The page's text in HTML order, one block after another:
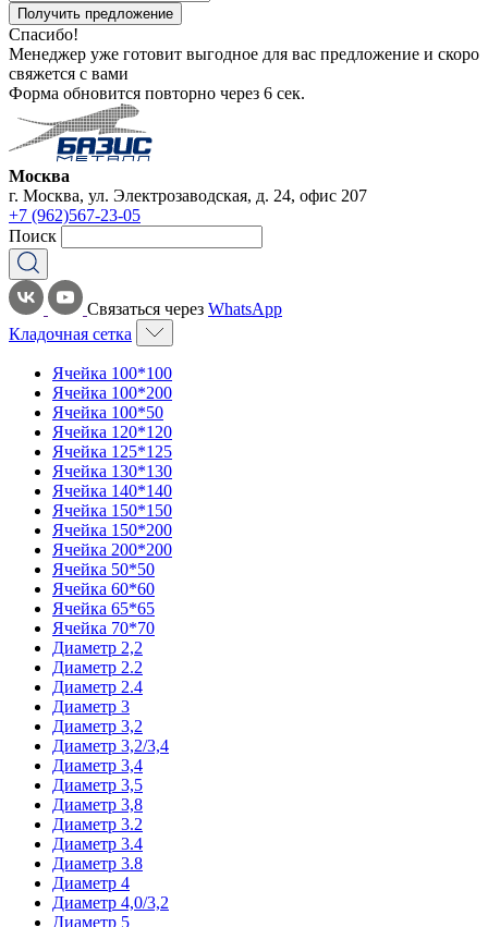
Получить предложение
Спасибо!
Менеджер уже готовит выгодное для вас предложение и скоро
свяжется с вами
Форма обновится повторно через 6 сек.
Москва
г. Москва, ул. Электрозаводская, д. 24, офис 207
+7 (962)567-23-05
Поиск
Связаться через WhatsApp
Кладочная сетка
Ячейка 100*100
Ячейка 100*200
Ячейка 100*50
Ячейка 120*120
Ячейка 125*125
Ячейка 130*130
Ячейка 140*140
Ячейка 150*150
Ячейка 150*200
Ячейка 200*200
Ячейка 50*50
Ячейка 60*60
Ячейка 65*65
Ячейка 70*70
Диаметр 2,2
Диаметр 2.2
Диаметр 2.4
Диаметр 3
Диаметр 3,2
Диаметр 3,2/3,4
Диаметр 3,4
Диаметр 3,5
Диаметр 3,8
Диаметр 3.2
Диаметр 3.4
Диаметр 3.8
Диаметр 4
Диаметр 4,0/3,2
Диаметр 5